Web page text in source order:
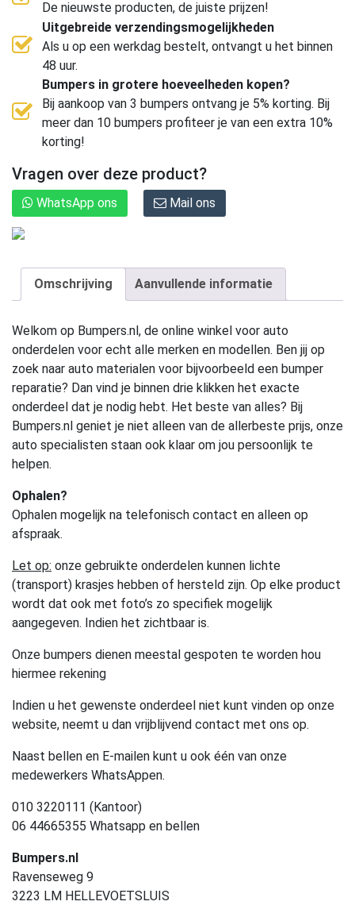
De nieuwste producten, de juiste prijzen!
Uitgebreide verzendingsmogelijkheden
Als u op een werkdag bestelt, ontvangt u het binnen
48 uur.
Bumpers in grotere hoeveelheden kopen?
Bij aankoop van 3 bumpers ontvang je 5% korting. Bij
meer dan 10 bumpers profiteer je van een extra 10%
korting!
Vragen over deze product?
WhatsApp ons Mail ons
Omschrijving Aanvullende informatie
Welkom op Bumpers.nl, de online winkel voor auto
onderdelen voor echt alle merken en modellen. Ben jij op
zoek naar auto materialen voor bijvoorbeeld een bumper
reparatie? Dan vind je binnen drie klikken het exacte
onderdeel dat je nodig hebt. Het beste van alles? Bij
Bumpers.nl geniet je niet alleen van de allerbeste prijs, onze
auto specialisten staan ook klaar om jou persoonlijk te
helpen.
Ophalen?
Ophalen mogelijk na telefonisch contact en alleen op
afspraak.
Let op: onze gebruikte onderdelen kunnen lichte
(transport) krasjes hebben of hersteld zijn. Op elke product
wordt dat ook met foto’s zo specifiek mogelijk
aangegeven. Indien het zichtbaar is.
Onze bumpers dienen meestal gespoten te worden hou
hiermee rekening
Indien u het gewenste onderdeel niet kunt vinden op onze
website, neemt u dan vrijblijvend contact met ons op.
Naast bellen en E-mailen kunt u ook één van onze
medewerkers WhatsAppen.
010 3220111 (Kantoor)
06 44665355 Whatsapp en bellen
Bumpers.nl
Ravenseweg 9
3223 LM HELLEVOETSLUIS